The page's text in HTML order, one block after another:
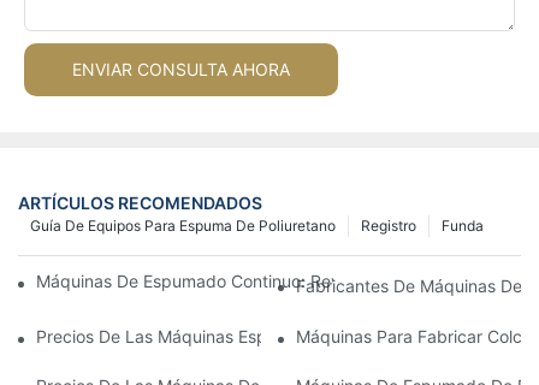
ENVIAR CONSULTA AHORA
ARTÍCULOS RECOMENDADOS
Funda
Registro
Guía De Equipos Para Espuma De Poliuretano
Máquinas De Espumado Continuo: Revolucionando La
Fabricantes De Máquinas De
Precios De Las Máquinas Espumadoras Por Lotes: ¿Qué
Máquinas Para Fabricar